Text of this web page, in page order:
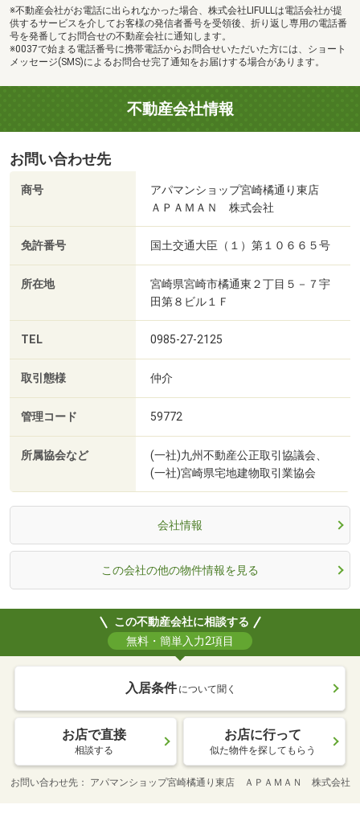
※不動産会社がお電話に出られなかった場合、株式会社LIFULLは電話会社が提
供するサービスを介してお客様の発信者番号を受領後、折り返し専用の電話番
号を発番してお問合せの不動産会社に通知します。
※0037で始まる電話番号に携帯電話からお問合せいただいた方には、ショート
メッセージ(SMS)によるお問合せ完了通知をお届けする場合があります。
不動産会社情報
お問い合わせ先
商号
アパマンショップ宮崎橘通り東店
ＡＰＡＭＡＮ 株式会社
免許番号 国土交通大臣（１）第１０６６５号
所在地
宮崎県宮崎市橘通東２丁目５－７宇
田第８ビル１Ｆ
TEL 0985-27-2125
取引態様 仲介
管理コード 59772
所属協会など
(一社)九州不動産公正取引協議会、
(一社)宮崎県宅地建物取引業協会
会社情報
この会社の他の物件情報を見る
この不動産会社に相談する
無料・簡単入力2項目
入居条件 について聞く
お店で直接
相談する
お店に行って
似た物件を探してもらう
お問い合わせ先 アパマンショップ宮崎橘通り東店 ＡＰＡＭＡＮ 株式会社